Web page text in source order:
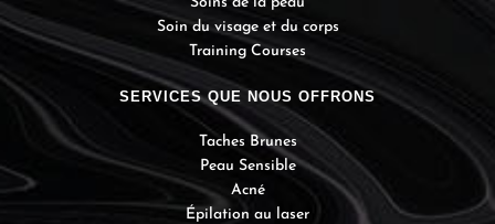
Soin du visage et du corps
Training Courses
SERVICES QUE NOUS OFFRONS
Taches Brunes
Peau Sensible
Acné
Épilation au laser